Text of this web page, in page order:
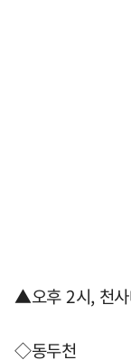
▲오후 2시, 천사
◇동두천